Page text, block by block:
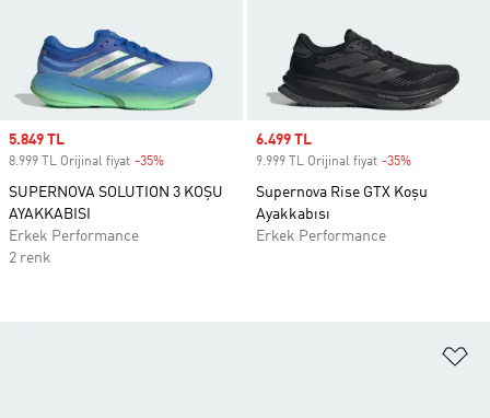
Sale price
5.849 TL
8.999 TL Orijinal fiyat -35%
SUPERNOVA SOLUTION 3 KOŞU
AYAKKABISI
Erkek Performance
2 renk
Sale price
6.499 TL
9.999 TL Orijinal fiyat -35%
Supernova Rise GTX Koşu
Ayakkabısı
Erkek Performance